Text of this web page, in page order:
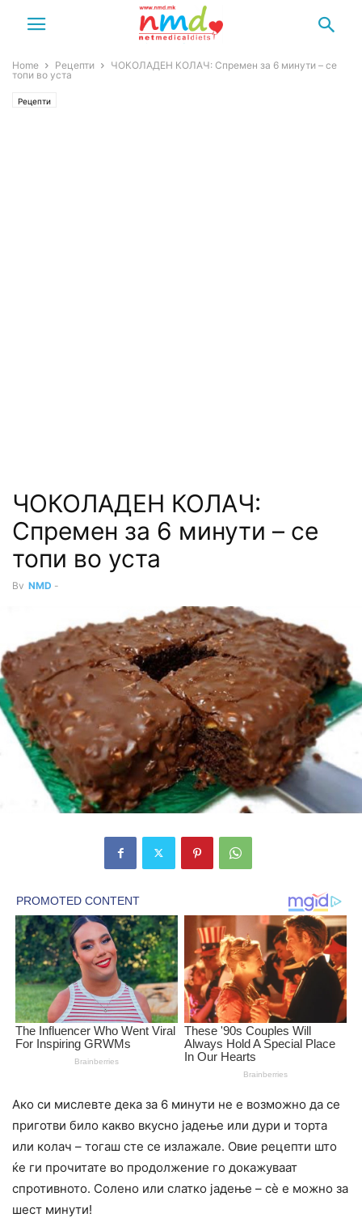
Home Рецепти
ЧОКОЛАДЕН КОЛАЧ: Спремен за 6 минути – се
топи во уста
Рецепти
ЧОКОЛАДЕН КОЛАЧ:
Спремен за 6 минути – се
топи во уста
By NMD -
Ако си мислевте дека за 6 минути не е возможно да се
приготви било какво вкусно јадење или дури и торта
или колач – тогаш сте се излажале. Овие рецепти што
ќе ги прочитате во продолжение го докажуваат
спротивното. Солено или слатко јадење – сè е можно за
шест минути!